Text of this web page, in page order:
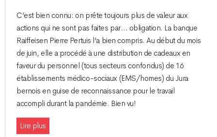
C’est bien connu : on prête toujours plus de valeur aux
actions qui ne sont pas faites par… obligation. La banque
Raiffeisen Pierre Pertuis l’a bien compris. Au début du mois
de juin, elle a procédé à une distribution de cadeaux en
faveur du personnel (tous secteurs confondus) de 16
établissements médico-sociaux (EMS/homes) du Jura
bernois en guise de reconnaissance pour le travail
accompli durant la pandémie. Bien vu !
Lire plus